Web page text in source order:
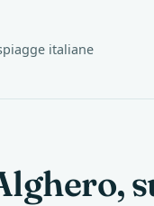
italiane